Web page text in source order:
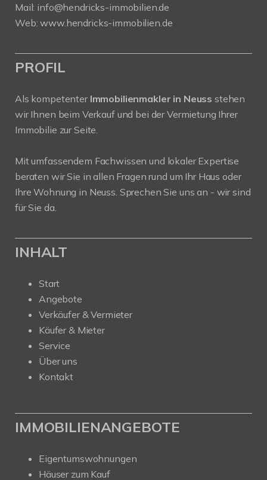
Mail: info@hendricks-immobilien.de
Web:www.hendricks-immobilien.de
PROFIL
Als kompetenter Immobilienmakler in Neuss stehen
wir Ihnen beim Verkauf und bei der Vermietung Ihrer
Immobilie zur Seite.
Mit umfassendem Fachwissen und lokaler Expertise
beraten wir Sie in allen Fragen rund um Ihr Haus oder
Ihre Wohnung in Neuss. Sprechen Sie uns an - wir sind
für Sie da.
INHALT
Start
Angebote
Verkäufer & Vermieter
Käufer & Mieter
Service
Über uns
Kontakt
IMMOBILIENANGEBOTE
Eigentumswohnungen
Häuser zum Kauf